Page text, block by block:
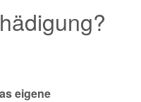
eigene